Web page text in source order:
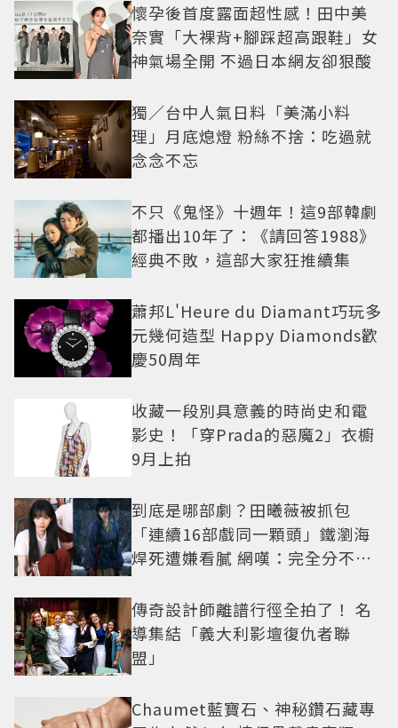
懷孕後首度露面超性感！田中美
奈實「大裸背+腳踩超高跟鞋」女
神氣場全開 不過日本網友卻狠酸
獨／台中人氣日料「美滿小料
理」月底熄燈 粉絲不捨：吃過就
念念不忘
不只《鬼怪》十週年！這9部韓劇
都播出10年了：《請回答1988》
經典不敗，這部大家狂推續集
蕭邦L'Heure du Diamant巧玩多
元幾何造型 Happy Diamonds歡
慶50周年
收藏一段別具意義的時尚史和電
影史！「穿Prada的惡魔2」衣櫥
9月上拍
到底是哪部劇？田曦薇被抓包
「連續16部戲同一顆頭」鐵瀏海
焊死遭嫌看膩 網嘆：完全分不出
傳奇設計師離譜行徑全拍了！ 名
導集結「義大利影壇復仇者聯
盟」
Chaumet藍寶石、神秘鑽石藏專